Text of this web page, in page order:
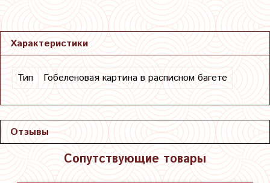
Характеристики
Тип Гобеленовая картина в расписном багете
Отзывы
Сопутствующие товары